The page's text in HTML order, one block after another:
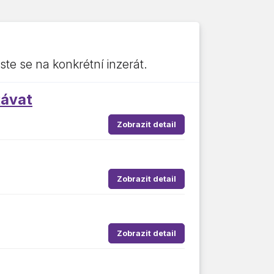
se na konkrétní inzerát.
Zobrazit detail
Zobrazit detail
Zobrazit detail